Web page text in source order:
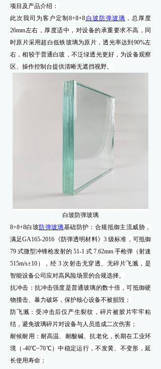
项目 及产品介绍：
此次我司为客户定制8+8+8白玻防弹玻璃 ，总厚度
26mm左右，厚度适中，对设备的承重要求不高，同
时原片采用超白低铁玻璃为原片，透光率达到90%左
右，相较于普通白玻，不泛绿透光更好， 为设备观察
区、操作控制台提供清晰无遮挡视野。
白玻防弹玻璃
8+8+8白玻防弹玻璃基础防护：合规抵御主流威胁，
满足GA165-2016《防弹透明材料》3 级标准，可抵御
79 式微型冲锋枪发射的 51-1 式 7.62mm 手枪弹（射速
515m/s±10），经 3 次射击无穿透、无碎片飞溅，是
智能设备公司应对高风险场景的合规选择。
抗冲击：抗冲击强度是普通玻璃的数十倍，可抵御硬
物撞击、暴力破坏，保护核心设备不被损毁；
防飞溅：受冲击后仅产生裂纹，碎片被胶片牢牢粘
结，避免玻璃碎片对设备与人员造成二次伤害；
耐候耐用：耐高温、耐酸碱、抗老化，长期在工业环
境（ -40℃~70℃）中稳定运行，不发黄、不变形，延
长使用寿命；